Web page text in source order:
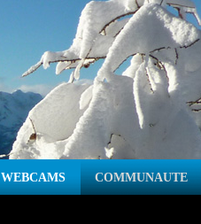
WEBCAMS COMMUNAUTE